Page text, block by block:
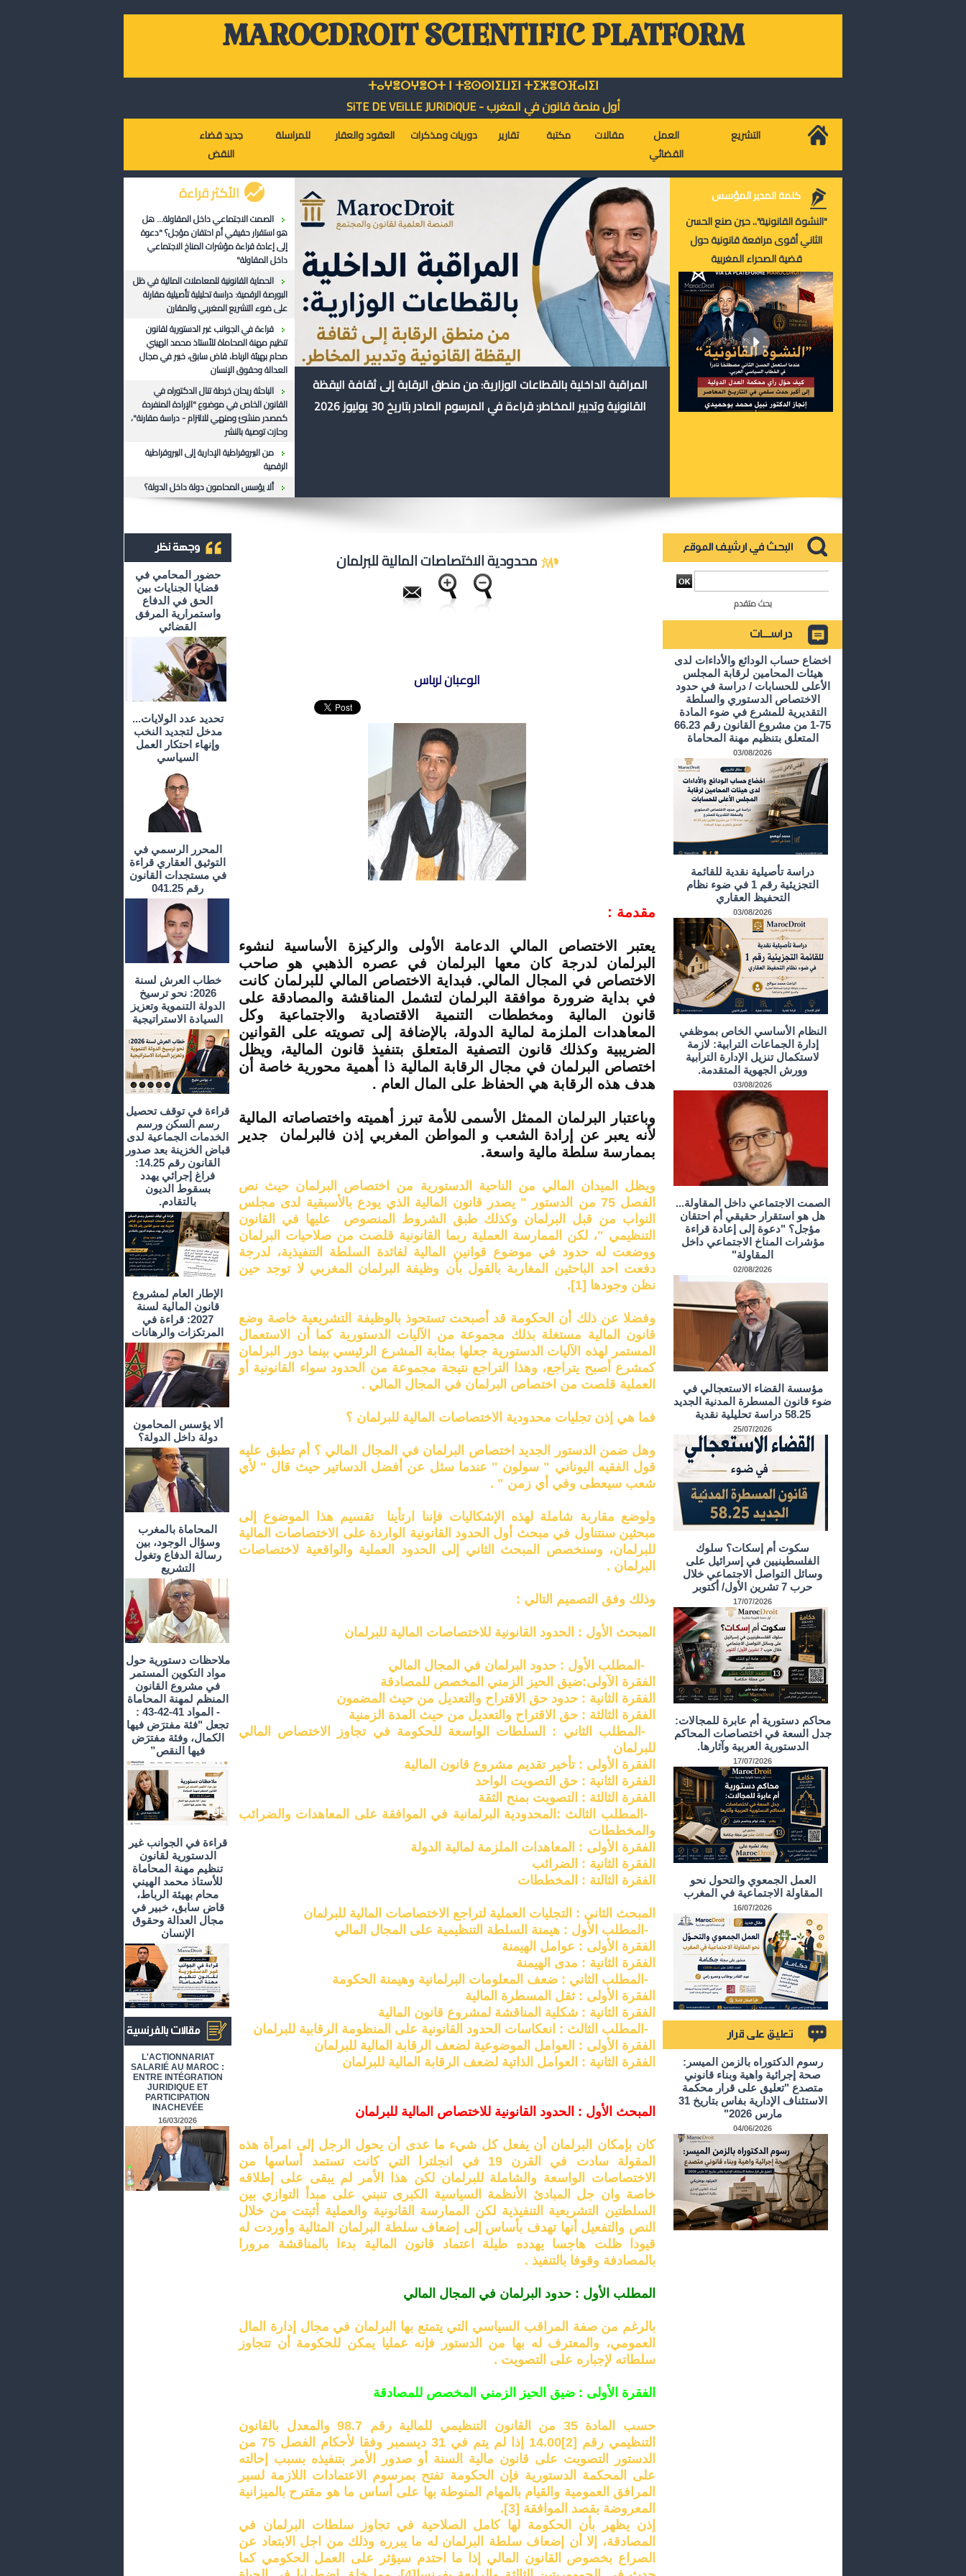
MAROCDROIT SCIENTIFIC PLATFORM
ⵜⴰⵖⴻⵔⵖⴻⵔⵜ ⵏ ⵜⵓⵙⵙⵏⵉⵡⵉⵏ ⵜⵉⵣⴻⵔⴼⴰⵏⵉⵏ
أول منصة قانون في المغرب - SiTE DE VEiLLE JURiDiQUE
جديد قضاء
النقض
للمراسلة العقود والعقار دوريات ومذكرات تقارير مكتبة مقالات
العمل
القضائي
التشريع
الأكثر قراءة
الصمت الاجتماعي داخل المقاولة... هل
هو استقرار حقيقي أم احتقان مؤجل؟ "دعوة
إلى إعادة قراءة مؤشرات المناخ الاجتماعي
داخل المقاولة"
الحماية القانونية للمعاملات المالية في ظل
البورصة الرقمية: دراسة تحليلية تأصيلية مقارنة
على ضوء التشريع المغربي والمقارن
قراءة في الجوانب غير الدستورية لقانون
تنظيم مهنة المحاماة للأستاذ محمد الهيني
محام بهيئة الرباط، قاض سابق، خبير في مجال
العدالة وحقوق الإنسان
الباحثة ريحان خرطة تنال الدكتوراه في
القانون الخاص في موضوع "الإرادة المنفردة
كمصدر منشئ ومنهي للالتزام - دراسة مقارنة"،
وحازت توصية بالنشر
من البيروقراطية الإدارية إلى البيروقراطية
الرقمية
ألا يؤسس المحامون دولة داخل الدولة؟
المراقبة الداخلية بالقطاعات الوزارية: من منطق الرقابة إلى ثقافة اليقظة
القانونية وتدبير المخاطر: قراءة في المرسوم الصادر بتاريخ 30 يوليوز 2026
كلمة المدير المؤسس
"النشوة القانونية".. حين صنع الحسن
الثاني أقوى مرافعة قانونية حول
قضية الصحراء المغربية
حضور المحامي في
قضايا الجنايات بين
الحق في الدفاع
واستمرارية المرفق
القضائي
تحديد عدد الولايات...
مدخل لتجديد النخب
وإنهاء احتكار العمل
السياسي
المحرر الرسمي في
التوثيق العقاري قراءة
في مستجدات القانون
رقم 041.25
خطاب العرش لسنة
2026: نحو ترسيخ
الدولة التنموية وتعزيز
السيادة الاستراتيجية
قراءة في توقف تحصيل
رسم السكن ورسم
الخدمات الجماعية لدى
قباض الخزينة بعد صدور
القانون رقم 14.25:
فراغ إجرائي يهدد
بسقوط الديون
بالتقادم.
الإطار العام لمشروع
قانون المالية لسنة
2027: قراءة في
المرتكزات والرهانات
ألا يؤسس المحامون
دولة داخل الدولة؟
المحاماة بالمغرب
وسؤال الوجود، بين
رسالة الدفاع وتغول
التشريع
ملاحظات دستورية حول
مواد التكوين المستمر
في مشروع القانون
المنظم لمهنة المحاماة
- المواد 41-42-43 :
تجعل "فئة مفترَض فيها
الكمال، وفئة مفترَض
فيها النقص”
قراءة في الجوانب غير
الدستورية لقانون
تنظيم مهنة المحاماة
للأستاذ محمد الهيني
محام بهيئة الرباط،
قاض سابق، خبير في
مجال العدالة وحقوق
الإنسان
L'ACTIONNARIAT
SALARIÉ AU MAROC :
ENTRE INTÉGRATION
JURIDIQUE ET
PARTICIPATION
INACHEVÉE
16/03/2026
محدودية الاختصاصات المالية للبرلمان
الوعبان لرباس
مقدمة :
يعتبر الاختصاص المالي الدعامة الأولى والركيزة الأساسية لنشوء
البرلمان لدرجة كان معها البرلمان في عصره الذهبي هو صاحب
الاختصاص في المجال المالي. فبداية الاختصاص المالي للبرلمان كانت
في بداية ضرورة موافقة البرلمان لتشمل المناقشة والمصادقة على
قانون المالية ومخططات التنمية الاقتصادية والاجتماعية وكل
المعاهدات الملزمة لمالية الدولة، بالإضافة إلى تصويته على القوانين
الضريبية وكذلك قانون التصفية المتعلق بتنفيذ قانون المالية، ويظل
اختصاص البرلمان في مجال الرقابة المالية ذا أهمية محورية خاصة أن
هدف هذه الرقابة هي الحفاظ على المال العام .
وباعتبار البرلمان الممثل الأسمى للأمة تبرز أهميته واختصاصاته المالية
لأنه يعبر عن إرادة الشعب و المواطن المغربي إذن فالبرلمان جدير
بممارسة سلطة مالية واسعة.
ويظل الميدان المالي من الناحية الدستورية من اختصاص البرلمان حيث نص
الفصل 75 من الدستور " يصدر قانون المالية الذي يودع بالأسبقية لدى مجلس
النواب من قبل البرلمان وكذلك طبق الشروط المنصوص عليها في القانون
التنظيمي "، لكن الممارسة العملية ربما القانونية قلصت من صلاحيات البرلمان
ووضعت له حدود في موضوع قوانين المالية لفائدة السلطة التنفيذية، لدرجة
دفعت احد الباحثين المغاربة بالقول بأن وظيفة البرلمان المغربي لا توجد حين
نظن وجودها [1]
.
وفضلا عن ذلك أن الحكومة قد أصبحت تستحوذ بالوظيفة التشريعية خاصة وضع
قانون المالية مستغلة بذلك مجموعة من الآليات الدستورية كما أن الاستعمال
المستمر لهذه الآليات الدستورية جعلها بمثابة المشرع الرئيسي بينما دور البرلمان
كمشرع أصبح يتراجع، وهذا التراجع نتيجة مجموعة من الحدود سواء القانونية أو
العملية قلصت من اختصاص البرلمان في المجال المالي .
فما هي إذن تجليات محدودية الاختصاصات المالية للبرلمان ؟
وهل ضمن الدستور الجديد اختصاص البرلمان في المجال المالي ؟ أم تطبق عليه
قول الفقيه اليوناني " سولون " عندما سئل عن أفضل الدساتير حيث قال " لأي
شعب سيعطى وفي أي زمن " .
ولوضع مقاربة شاملة لهذه الإشكاليات فإننا ارتأينا تقسيم هذا الموضوع إلى
مبحثين سنتناول في مبحث أول الحدود القانونية الواردة على الاختصاصات المالية
للبرلمان، وسنخصص المبحث الثاني إلى الحدود العملية والواقعية لاختصاصات
البرلمان .
وذلك وفق التصميم التالي :
المبحث الأول : الحدود القانونية للاختصاصات المالية للبرلمان
-المطلب الأول : حدود البرلمان في المجال المالي
الفقرة الآولى:ضيق الحيز الزمني المخصص للمصادقة
الفقرة الثانية : حدود حق الاقتراح والتعديل من حيث المضمون
الفقرة الثالثة : حق الاقتراح والتعديل من حيث المدة الزمنية
-المطلب الثاني : السلطات الواسعة للحكومة في تجاوز الاختصاص المالي
للبرلمان
الفقرة الأولى : تأخير تقديم مشروع قانون المالية
الفقرة الثانية : حق التصويت الواحد
الفقرة الثالثة : التصويت بمنح الثقة
-المطلب الثالث :المحدودية البرلمانية في الموافقة على المعاهدات والضرائب
والمخططات
الفقرة الأولى : المعاهدات الملزمة لمالية الدولة
الفقرة الثانية : الضرائب
الفقرة الثالتة : المخططات
المبحث الثاني : التجليات العملية لتراجع الاختصاصات المالية للبرلمان
-المطلب الأول : هيمنة السلطة التنظيمية على المجال المالي
الفقرة الأولى : عوامل الهيمنة
الفقرة الثانية : مدى الهيمنة
-المطلب الثاني : ضعف المعلومات البرلمانية وهيمنة الحكومة
الفقرة الأولى : ثقل المسطرة المالية
الفقرة الثانية : شكلية المناقشة لمشروع قانون المالية
-المطلب الثالث : انعكاسات الحدود القانونية على المنظومة الرقابية للبرلمان
الفقرة الأولى : العوامل الموضوعية لضعف الرقابة المالية للبرلمان
الفقرة الثانية : العوامل الذاتية لضعف الرقابة المالية للبرلمان
المبحث الأول : الحدود القانونية للاختصاص المالية للبرلمان
كان بإمكان البرلمان أن يفعل كل شيء ما عدى أن يحول الرجل إلى امرأة هذه
المقولة سادت في القرن 19 في انجلترا التي كانت تستمد أساسها من
الاختصاصات الواسعة والشاملة للبرلمان لكن هذا الأمر لم يبقى على إطلاقه
خاصة وان جل المبادئ الأنظمة السياسية الكبرى تنبني على مبدأ التوازي بين
السلطتين التشريعية التنفيذية لكن الممارسة القانونية والعملية أثبتت من خلال
النص والتفعيل أنها تهدف بأساس إلى إضعاف سلطة البرلمان المثالية وأوردت له
قيودا ظلت هاجسا يهدده طيلة اعتماد قانون المالية بدءا بالمناقشة مرورا
بالمصادفة وقوفا بالتنفيذ .
المطلب الأول : حدود البرلمان في المجال المالي
بالرغم من صفة المراقب السياسي التي يتمتع بها البرلمان في مجال إدارة المال
العمومي، والمعترف له بها من الدستور فإنه عمليا يمكن للحكومة أن تتجاوز
سلطاته لإجباره على التصويت .
الفقرة الأولى : ضيق الحيز الزمني المخصص للمصادقة
حسب المادة 35 من القانون التنظيمي للمالية رقم 98.7 والمعدل بالقانون
التنظيمي رقم [2]
14.00 إذا لم يتم في 31 ديسمبر وفقا لأحكام الفصل 75 من
الدستور التصويت على قانون مالية السنة أو صدور الأمر بتنفيذه بسبب إحالته
على المحكمة الدستورية فإن الحكومة تفتح بمرسوم الاعتمادات اللازمة لسير
المرافق العمومية والقيام بالمهام المنوطة بها على أساس ما هو مقترح بالميزانية
المعروضة بقصد الموافقة [3]
.
إذن يظهر بأن الحكومة لها كامل الصلاحية في تجاوز سلطات البرلمان في
المصادقة، إلا أن إضعاف سلطة البرلمان له ما يبرره وذلك من اجل الابتعاد عن
الصراع بخصوص القانون المالي إذا ما احتدم سيؤثر على العمل الحكومي كما
بحث متقدم
اخضاع حساب الودائع والأداءات لدى
هيئات المحامين لرقابة المجلس
الأعلى للحسابات / دراسة في حدود
الاختصاص الدستوري والسلطة
التقديرية للمشرع في ضوء المادة
75-1 من مشروع القانون رقم 66.23
المتعلق بتنظيم مهنة المحاماة
03/08/2026
دراسة تأصيلية نقدية للقائمة
التجزيئية رقم 1 في ضوء نظام
التحفيظ العقاري
03/08/2026
النظام الأساسي الخاص بموظفي
إدارة الجماعات الترابية: لازمة
لاستكمال تنزيل الإدارة الترابية
وورش الجهوية المتقدمة.
03/08/2026
الصمت الاجتماعي داخل المقاولة...
هل هو استقرار حقيقي أم احتقان
مؤجل؟ "دعوة إلى إعادة قراءة
مؤشرات المناخ الاجتماعي داخل
المقاولة"
02/08/2026
مؤسسة القضاء الاستعجالي في
ضوء قانون المسطرة المدنية الجديد
58.25 دراسة تحليلية نقدية
25/07/2026
سكوت أم إسكات؟ سلوك
الفلسطينيين في إسرائيل على
وسائل التواصل الاجتماعي خلال
حرب 7 تشرين الأول/ أكتوبر
17/07/2026
محاكم دستورية أم عابرة للمجالات:
جدل السعة في اختصاصات المحاكم
الدستورية العربية وآثارها.
17/07/2026
العمل الجمعوي والتحول نحو
المقاولة الاجتماعية في المغرب
16/07/2026
رسوم الدكتوراه بالزمن الميسر:
صحة إجرائية واهية وبناء قانوني
متصدع "تعليق على قرار محكمة
الاستئناف الإدارية بفاس بتاريخ 31
مارس 2026"
04/06/2026